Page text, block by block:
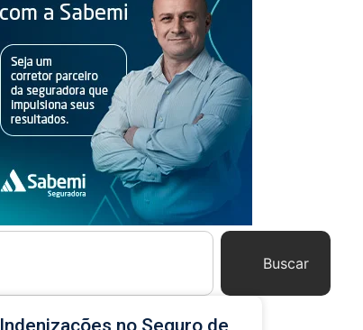
Buscar
Indenizações no Seguro de